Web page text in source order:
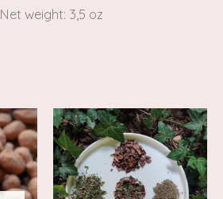
Net weight: 3,5 oz